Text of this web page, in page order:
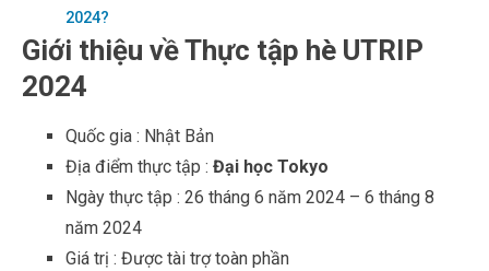
2024?
Giới thiệu về Thực tập hè UTRIP
2024
Quốc gia : Nhật Bản
Địa điểm thực tập : Đại học Tokyo
Ngày thực tập : 26 tháng 6 năm 2024 – 6 tháng 8
năm 2024
Giá trị : Được tài trợ toàn phần